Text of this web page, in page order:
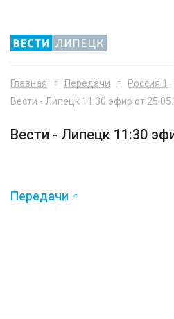
Главная Передачи Россия 1
Вести - Липецк 11:30 эфир от
Вести - Липецк 11:30
Передачи